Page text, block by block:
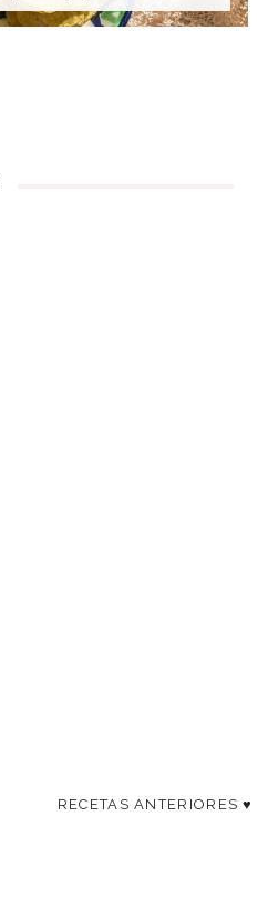
RECETAS ANTERIORES ♥